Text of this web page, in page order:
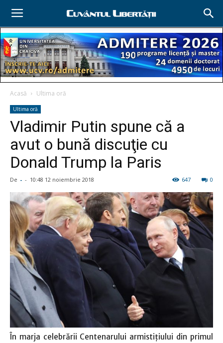
Acasă Ultima oră
Ultima oră
Vladimir Putin spune că a
avut o bună discuţie cu
Donald Trump la Paris
De - - 10:48 12 noiembrie 2018 0
647
În marja celebrării Centenarului armistiţiului din primul